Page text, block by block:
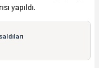
yapıldı.